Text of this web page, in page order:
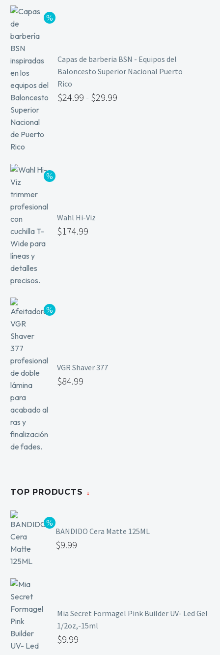
Capas de barberia BSN - Equipos del
Baloncesto Superior Nacional Puerto
Rico
$24.99 - $29.99
Wahl Hi-Viz
$174.99
VGR Shaver 377
$84.99
TOP PRODUCTS
BANDIDO Cera Matte 125ML
$9.99
Mia Secret Formagel Pink Builder UV- Led Gel
1/2oz,-15ml
$9.99